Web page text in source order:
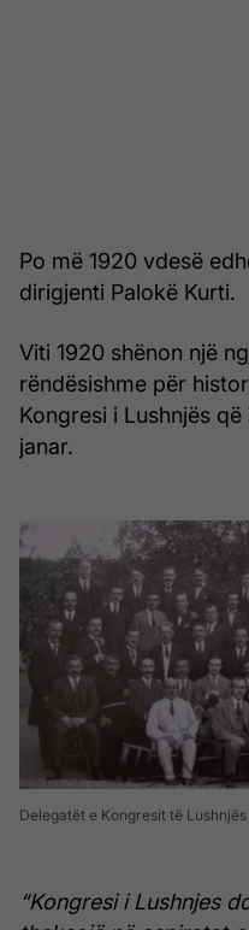
Po më 1920 vdesë
dirigjenti Palokë Kurti.
Viti 1920 shënon një
rëndësishme për
Kongresi i Lushnjës
janar.
Delegatët e Kongresit të Lushnjës
“Kongresi i Lushnjes